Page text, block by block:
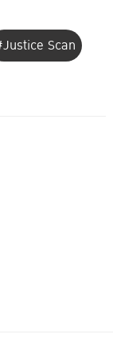
Scan